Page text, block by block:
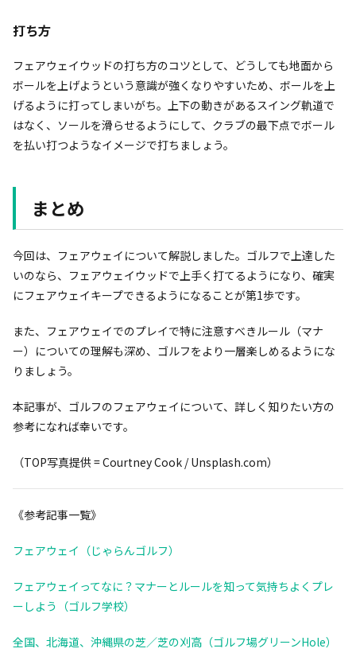
打ち方
フェアウェイウッドの打ち方のコツとして、どうしても地面から
ボールを上げようという意識が強くなりやすいため、ボールを上
げるように打ってしまいがち。上下の動きがあるスイング軌道で
はなく、ソールを滑らせるようにして、クラブの最下点でボール
を払い打つようなイメージで打ちましょう。
まとめ
今回は、フェアウェイについて解説しました。ゴルフで上達した
いのなら、フェアウェイウッドで上手く打てるようになり、確実
にフェアウェイキープできるようになることが第1歩です。
また、フェアウェイでのプレイで特に注意すべきルール（マナ
ー）についての理解も深め、ゴルフをより一層楽しめるようにな
りましょう。
本記事が、ゴルフのフェアウェイについて、詳しく知りたい方の
参考になれば幸いです。
（TOP写真提供 = Courtney Cook / Unsplash.com）
《参考記事一覧》
フェアウェイ（じゃらんゴルフ）
フェアウェイってなに？マナーとルールを知って気持ちよくプレ
ーしよう（ゴルフ学校）
全国、北海道、沖縄県の芝／芝の刈高（ゴルフ場グリーンHole）